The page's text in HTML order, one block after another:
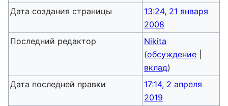
Дата создания страницы
13:24, 21 января
2008
Последний редактор
Nikita
(обсуждение
вклад)
Дата последней правки
17:14, 2 апреля
2019